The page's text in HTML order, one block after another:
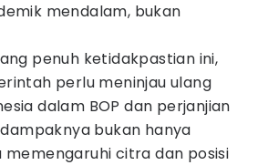
mendalam, bukan
penuh ketidakpastian ini,
perlu meninjau ulang
dalam BOP dan perjanjian
bukan hanya
citra dan posisi